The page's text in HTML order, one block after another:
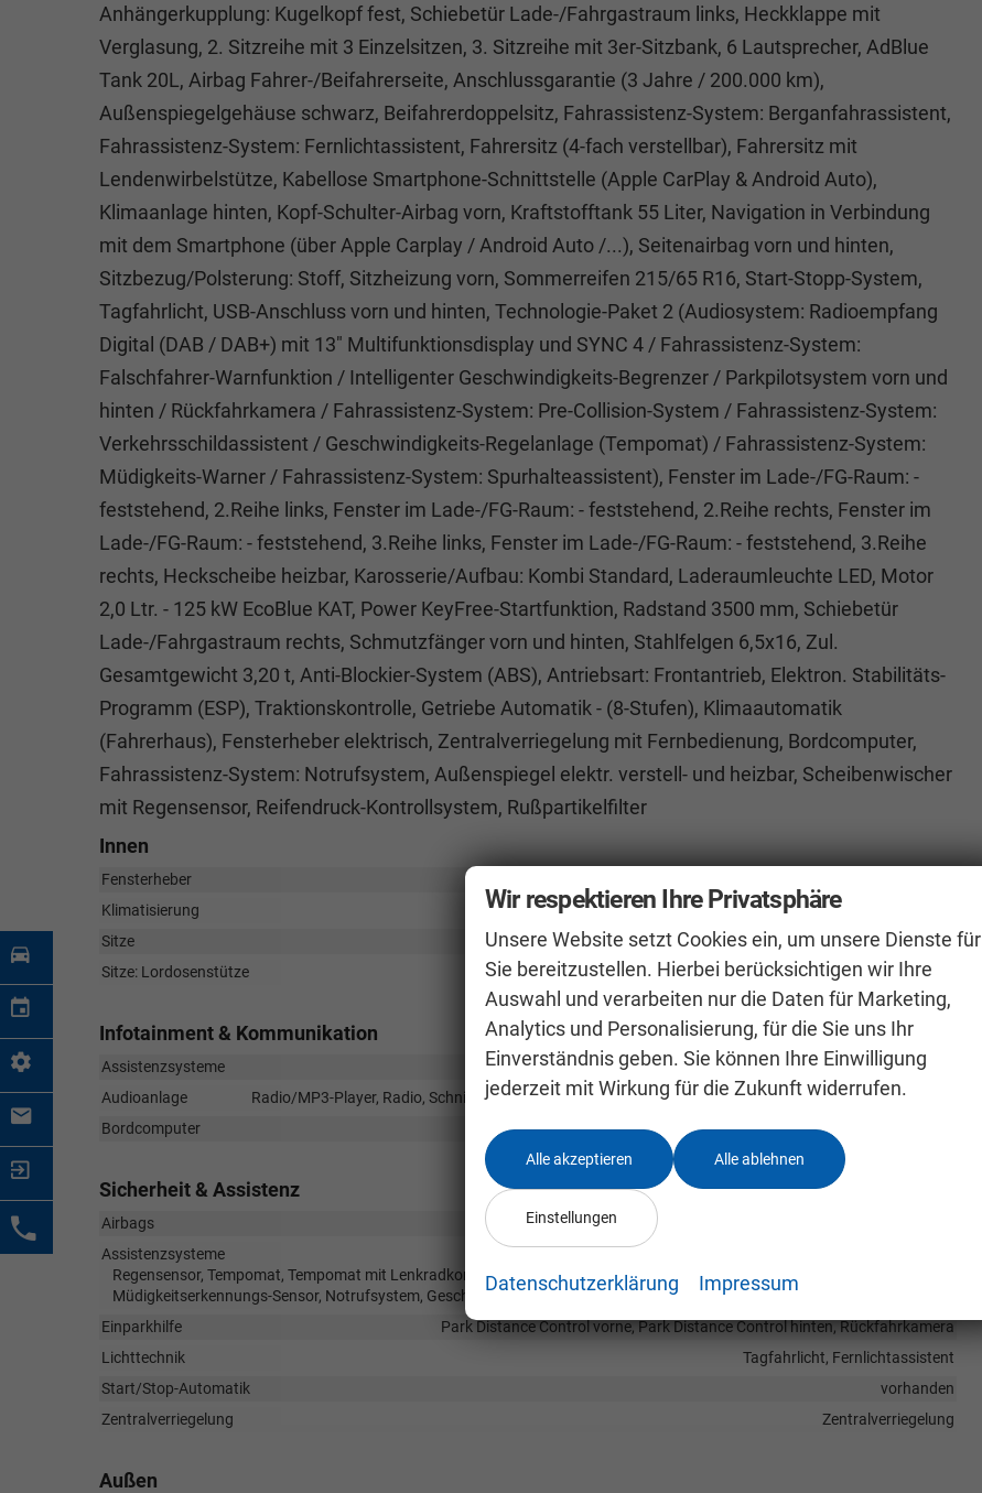
Anhängerkupplung: Kugelkopf fest, Schiebetür Lade-/Fahrgastraum links, Heckklappe mit
Verglasung, 2. Sitzreihe mit 3 Einzelsitzen, 3. Sitzreihe mit 3er-Sitzbank, 6 Lautsprecher, AdBlue
Tank 20L, Airbag Fahrer-/Beifahrerseite, Anschlussgarantie (3 Jahre / 200.000 km),
Außenspiegelgehäuse schwarz, Beifahrerdoppelsitz, Fahrassistenz-System: Berganfahrassistent,
Fahrassistenz-System: Fernlichtassistent, Fahrersitz (4-fach verstellbar), Fahrersitz mit
Lendenwirbelstütze, Kabellose Smartphone-Schnittstelle (Apple CarPlay & Android Auto),
Klimaanlage hinten, Kopf-Schulter-Airbag vorn, Kraftstofftank 55 Liter, Navigation in Verbindung
mit dem Smartphone (über Apple Carplay / Android Auto /...), Seitenairbag vorn und hinten,
Sitzbezug/Polsterung: Stoff, Sitzheizung vorn, Sommerreifen 215/65 R16, Start-Stopp-System,
Tagfahrlicht, USB-Anschluss vorn und hinten, Technologie-Paket 2 (Audiosystem: Radioempfang
Digital (DAB / DAB+) mit 13" Multifunktionsdisplay und SYNC 4 / Fahrassistenz-System:
Falschfahrer-Warnfunktion / Intelligenter Geschwindigkeits-Begrenzer / Parkpilotsystem vorn und
hinten / Rückfahrkamera / Fahrassistenz-System: Pre-Collision-System / Fahrassistenz-System:
Verkehrsschildassistent / Geschwindigkeits-Regelanlage (Tempomat) / Fahrassistenz-System:
Müdigkeits-Warner / Fahrassistenz-System: Spurhalteassistent), Fenster im Lade-/FG-Raum: -
feststehend, 2.Reihe links, Fenster im Lade-/FG-Raum: - feststehend, 2.Reihe rechts, Fenster im
Lade-/FG-Raum: - feststehend, 3.Reihe links, Fenster im Lade-/FG-Raum: - feststehend, 3.Reihe
rechts, Heckscheibe heizbar, Karosserie/Aufbau: Kombi Standard, Laderaumleuchte LED, Motor
2,0 Ltr. - 125 kW EcoBlue KAT, Power KeyFree-Startfunktion, Radstand 3500 mm, Schiebetür
Lade-/Fahrgastraum rechts, Schmutzfänger vorn und hinten, Stahlfelgen 6,5x16, Zul.
Gesamtgewicht 3,20 t, Anti-Blockier-System (ABS), Antriebsart: Frontantrieb, Elektron. Stabilitäts-
Programm (ESP), Traktionskontrolle, Getriebe Automatik - (8-Stufen), Klimaautomatik
(Fahrerhaus), Fensterheber elektrisch, Zentralverriegelung mit Fernbedienung, Bordcomputer,
Fahrassistenz-System: Notrufsystem, Außenspiegel elektr. verstell- und heizbar, Scheibenwischer
mit Regensensor, Reifendruck-Kontrollsystem, Rußpartikelfilter
Innen
Fensterheber
Klimatisierung
Klimaanlage manuell
Sitze
Sitzheizung
Sitze: Lordosenstütze
Fahrer
Infotainment & Kommunikation
Assistenzsysteme
Sprachsteuerung
Audioanlage
Radio/MP3-Player, Radio, Schnittstelle USB, Digitalradio DAB, Android Auto, Apple CarPlay, Touchscreen
Bordcomputer
Sicherheit & Assistenz
Airbags
Assistenzsysteme
Regensensor, Tempomat, Tempomat mit Lenkradkontrolle, Spurhalteassistent, Verkehrzeichenerkennung,
Müdigkeitserkennungs-Sensor, Notrufsystem, Geschwindigkeitsbegrenzer
Einparkhilfe
Park Distance Control vorne, Park Distance Control hinten, Rückfahrkamera
Lichttechnik
Tagfahrlicht, Fernlichtassistent
Start/Stop-Automatik
vorhanden
Zentralverriegelung
Zentralverriegelung
Außen
Wir respektieren Ihre Privatsphäre
Unsere Website setzt Cookies ein, um unsere Dienste für
Sie bereitzustellen. Hierbei berücksichtigen wir Ihre
Auswahl und verarbeiten nur die Daten für Marketing,
Analytics und Personalisierung, für die Sie uns Ihr
Einverständnis geben. Sie können Ihre Einwilligung
jederzeit mit Wirkung für die Zukunft widerrufen.
Alle akzeptieren Alle ablehnen
Einstellungen
Datenschutzerklärung Impressum